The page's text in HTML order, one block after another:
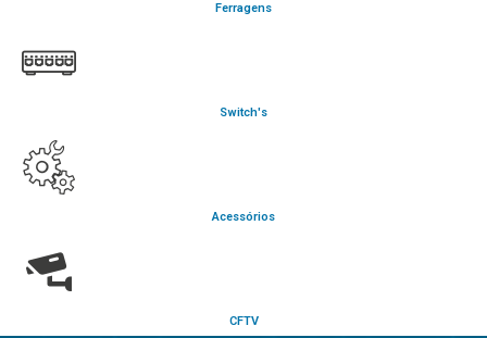
Ferragens
Switch's
Acessórios
CFTV